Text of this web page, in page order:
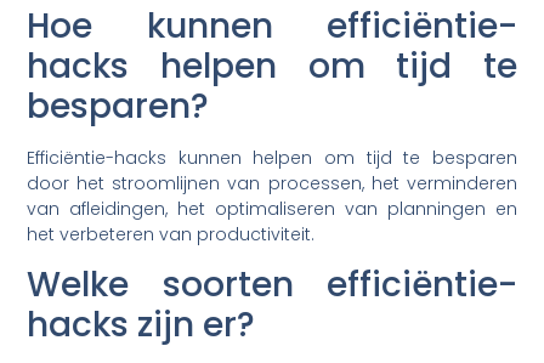
Hoe kunnen efficiëntie-
hacks helpen om tijd te
besparen?
Efficiëntie-hacks kunnen helpen om tijd te besparen
door het stroomlijnen van processen, het verminderen
van afleidingen, het optimaliseren van planningen en
het verbeteren van productiviteit.
Welke soorten efficiëntie-
hacks zijn er?